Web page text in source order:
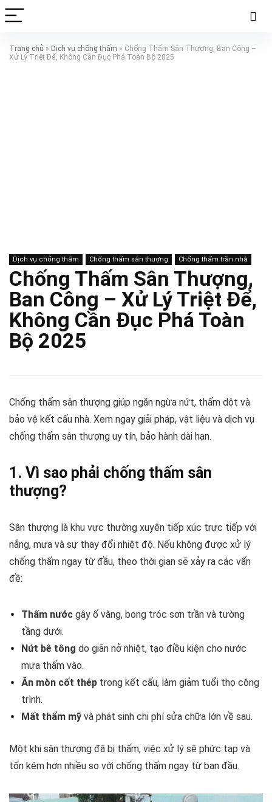
Trang chủ » Dịch vụ chống thấm » Chống Thấm Sân Thượng, Ban Công –
Xử Lý Triệt Để, Không Cần Đục Phá Toàn Bộ 2025
Dịch vụ chống thấm Chống thấm sân thượng Chống thấm trần nhà
Chống Thấm Sân Thượng,
Ban Công – Xử Lý Triệt Để,
Không Cần Đục Phá Toàn
Bộ 2025
Chống thấm sân thượng giúp ngăn ngừa nứt, thấm dột và
bảo vệ kết cấu nhà. Xem ngay giải pháp, vật liệu và dịch vụ
chống thấm sân thượng uy tín, bảo hành dài hạn.
1. Vì sao phải chống thấm sân
thượng?
Sân thượng là khu vực thường xuyên tiếp xúc trực tiếp với
nắng, mưa và sự thay đổi nhiệt độ. Nếu không được xử lý
chống thấm ngay từ đầu, theo thời gian sẽ xảy ra các vấn
đề:
Thấm nước gây ố vàng, bong tróc sơn trần và tường
tầng dưới.
Nứt bê tông do giãn nở nhiệt, tạo điều kiện cho nước
mưa thấm vào.
Ăn mòn cốt thép trong kết cấu, làm giảm tuổi thọ công
trình.
Mất thẩm mỹ và phát sinh chi phí sửa chữa lớn về sau.
Một khi sân thượng đã bị thấm, việc xử lý sẽ phức tạp và
tốn kém hơn nhiều so với chống thấm ngay từ ban đầu.